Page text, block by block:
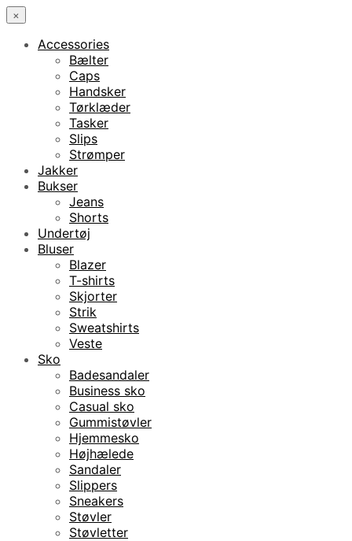
×
Accessories
Bælter
Caps
Handsker
Tørklæder
Tasker
Slips
Strømper
Jakker
Bukser
Jeans
Shorts
Undertøj
Bluser
Blazer
T-shirts
Skjorter
Strik
Sweatshirts
Veste
Sko
Badesandaler
Business sko
Casual sko
Gummistøvler
Hjemmesko
Højhælede
Sandaler
Slippers
Sneakers
Støvler
Støvletter